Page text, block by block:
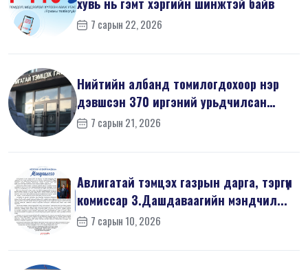
7 сарын 22, 2026
Нийтийн албанд томилогдохоор нэр
дэвшсэн 370 иргэний урьдчилсан
мэдүүл...
7 сарын 21, 2026
Авлигатай тэмцэх газрын дарга, тэргүүн
комиссар З.Дашдаваагийн мэндчил...
7 сарын 10, 2026